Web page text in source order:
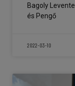
Bagoly
és Pengő
2022-03-10